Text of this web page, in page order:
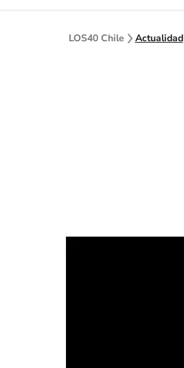
LOS40 Chile Actualidad